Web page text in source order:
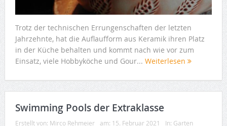
Trotz der technischen Errungenschaften der letzten
Jahrzehnte, hat die Auflaufform aus Keramik ihren Platz
in der Küche behalten und kommt nach wie vor zum
Einsatz, viele Hobbyköche und Gour... Weiterlesen
Swimming Pools der Extraklasse
Erstellt von: Mirco Rehmeier am: 15. Februar 2021 In: Garten